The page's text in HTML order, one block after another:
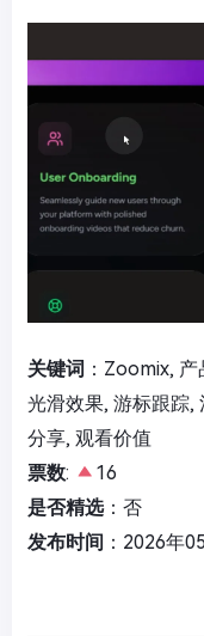
关键词 ：Zoomix,
光滑效果, 游标跟踪,
分享, 观看价值
票数:
16
是否精选：否
发布时间 ：2026年